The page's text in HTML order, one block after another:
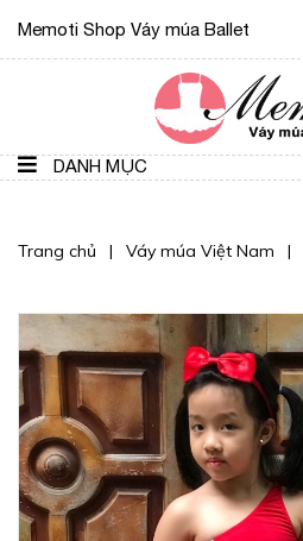
Memoti Shop Váy múa Ballet
DANH MỤC
Trang chủ | Váy múa Việt Nam |